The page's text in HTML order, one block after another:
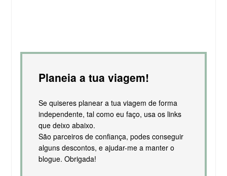
Planeia a tua viagem!
Se quiseres planear a tua viagem de forma
independente, tal como eu faço, usa os links
que deixo abaixo.
São parceiros de confiança, podes conseguir
alguns descontos, e ajudar-me a manter o
blogue. Obrigada!